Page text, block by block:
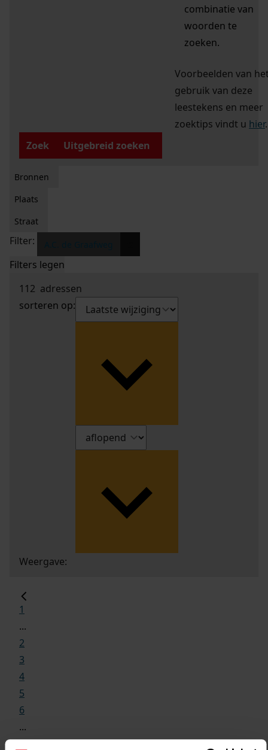
combinatie van
woorden te
zoeken.
Voorbeelden van
gebruik van deze
leestekens en meer
zoektips vindt u hier.
Zoek
Uitgebreid zoeken
Bronnen
Plaats
Straat
Filter:
Filters legen
112 adressen
sorteren op:
Weergave:
1
...
2
3
4
5
6
...
6